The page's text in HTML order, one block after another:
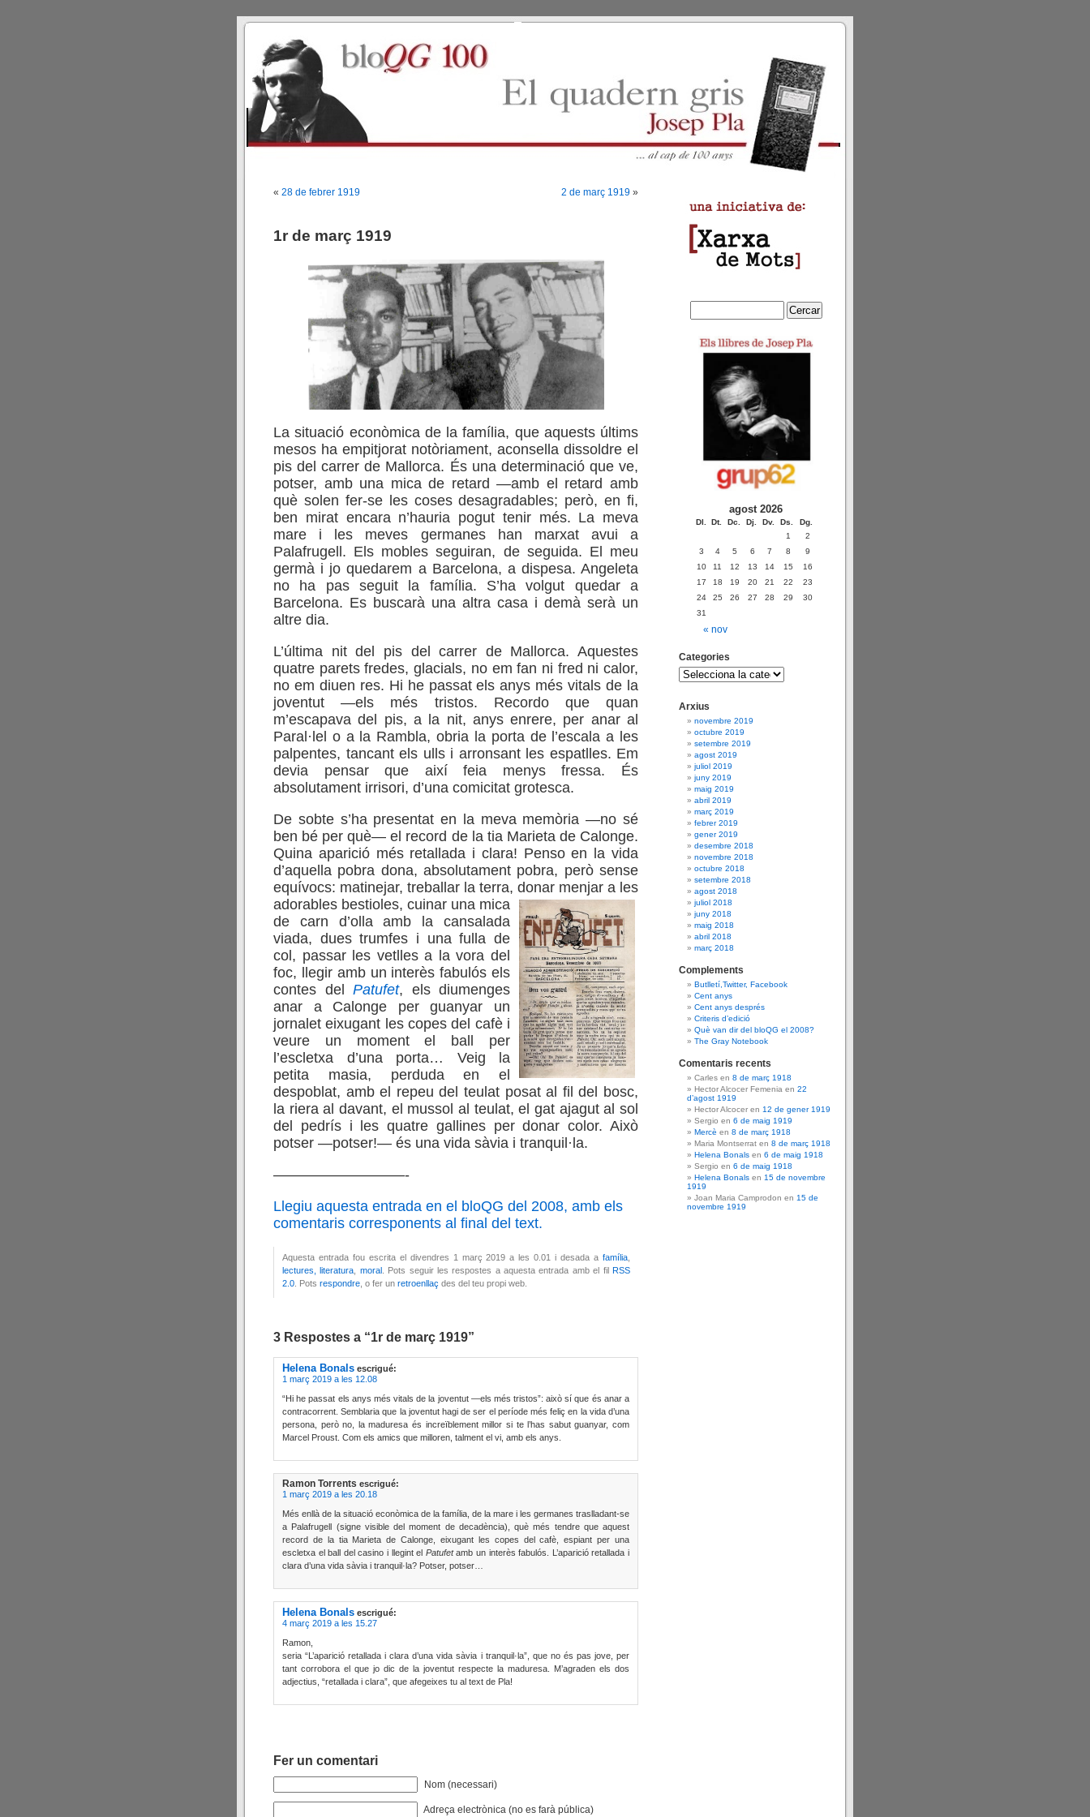
« 28 de febrer 1919 2 de març 1919 »
1r de març 1919
La situació econòmica de la família, que aquests últims
mesos ha empitjorat notòriament, aconsella dissoldre el
pis del carrer de Mallorca. És una determinació que ve,
potser, amb una mica de retard —amb el retard amb
què solen fer-se les coses desagradables; però, en fi,
ben mirat encara n’hauria pogut tenir més. La meva
mare i les meves germanes han marxat avui a
Palafrugell. Els mobles seguiran, de seguida. El meu
germà i jo quedarem a Barcelona, a dispesa. Angeleta
no ha pas seguit la família. S’ha volgut quedar a
Barcelona. Es buscarà una altra casa i demà serà un
altre dia.
L’última nit del pis del carrer de Mallorca. Aquestes
quatre parets fredes, glacials, no em fan ni fred ni calor,
no em diuen res. Hi he passat els anys més vitals de la
joventut —els més tristos. Recordo que quan
m’escapava del pis, a la nit, anys enrere, per anar al
Paral·lel o a la Rambla, obria la porta de l’escala a les
palpentes, tancant els ulls i arronsant les espatlles. Em
devia pensar que així feia menys fressa. És
absolutament irrisori, d’una comicitat grotesca.
De sobte s’ha presentat en la meva memòria —no sé
ben bé per què— el record de la tia Marieta de Calonge.
Quina aparició més retallada i clara! Penso en la vida
d’aquella pobra dona, absolutament pobra, però sense
equívocs: matinejar, treballar la terra, donar menjar a les
adorables bestioles, cuinar una mica
de carn d’olla amb la cansalada
viada, dues trumfes i una fulla de
col, passar les vetlles a la vora del
foc, llegir amb un interès fabulós els
contes del Patufet, els diumenges
anar a Calonge per guanyar un
jornalet eixugant les copes del cafè i
veure un moment el ball per
l’escletxa d’una porta… Veig la
petita masia, perduda en el
despoblat, amb el repeu del teulat posat al fil del bosc,
la riera al davant, el mussol al teulat, el gat ajagut al sol
del pedrís i les quatre gallines per donar color. Això
potser —potser!— és una vida sàvia i tranquil·la.
—————————-
Llegiu aquesta entrada en el bloQG del 2008, amb els
comentaris corresponents al final del text.
Aquesta entrada fou escrita el divendres 1 març 2019 a les 0.01 i desada a família
lectures, literatura
moral. Pots seguir les respostes a aquesta entrada amb el filRSS
2.0 . Pots respondre , o fer un retroenllaç des del teu propi web.
3 Respostes a “1r de març 1919”
Helena Bonals escrigué:
1 març 2019 a les 12.08
“Hi he passat els anys més vitals de la joventut —els més tristos”: això sí que és anar a
contracorrent. Semblaria que la joventut hagi de ser el període més feliç en la vida d’una
persona, però no, la maduresa és increïblement millor si te l’has sabut guanyar, com
Marcel Proust. Com els amics que milloren, talment el vi, amb els anys.
Ramon Torrents escrigué:
1 març 2019 a les 20.18
Més enllà de la situació econòmica de la família, de la mare i les germanes traslladant-se
a Palafrugell (signe visible del moment de decadència), què més tendre que aquest
record de la tia Marieta de Calonge, eixugant les copes del cafè, espiant per una
escletxa el ball del casino i llegint el Patufetamb un interès fabulós. L’aparició retallada i
clara d’una vida sàvia i tranquil·la? Potser, potser…
Helena Bonals escrigué:
4 març 2019 a les 15.27
Ramon,
seria “L’aparició retallada i clara d’una vida sàvia i tranquil·la”, que no és pas jove, per
tant corrobora el que jo dic de la joventut respecte la maduresa. M’agraden els dos
adjectius, “retallada i clara”, que afegeixes tu al text de Pla!
Fer un comentari
Nom (necessari)
Adreça electrònica (no es farà pública)
agost 2026
Dl. Dt. Dc. Dj. Dv. Ds. Dg.
« nov
1
2
3
4 5 6 7 8
9
10
11 12 13 14 15
16
17
18 19 20 21 22
23
24
25 26 27 28 29
30
31
Categories
Arxius
novembre 2019
octubre 2019
setembre 2019
agost 2019
juliol 2019
juny 2019
maig 2019
abril 2019
març 2019
febrer 2019
gener 2019
desembre 2018
novembre 2018
octubre 2018
setembre 2018
agost 2018
juliol 2018
juny 2018
maig 2018
abril 2018
març 2018
Complements
Butlletí,Twitter, Facebook
Cent anys
Cent anys després
Criteris d’edició
Què van dir del bloQG el 2008?
The Gray Notebook
Comentaris recents
Carles en 8 de març 1918
Hector Alcocer Femenia en 22
d’agost 1919
Hector Alcocer en 12 de gener 1919
Sergio en 6 de maig 1919
Mercè en 8 de març 1918
Maria Montserrat en 8 de març 1918
Helena Bonals en 6 de maig 1918
Sergio en 6 de maig 1918
Helena Bonals en 15 de novembre
1919
Joan Maria Camprodon en 15 de
novembre 1919